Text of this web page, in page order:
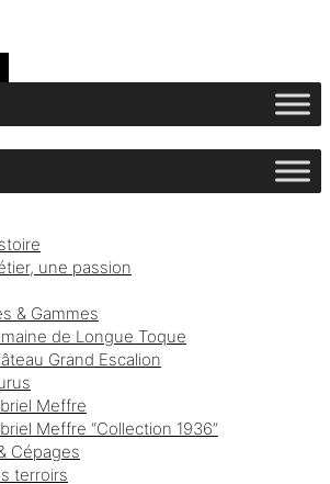
une passion
& Gammes
de Longue Toque
Grand Escalion
Meffre
Meffre “Collection 1936”
Cépages
terroirs